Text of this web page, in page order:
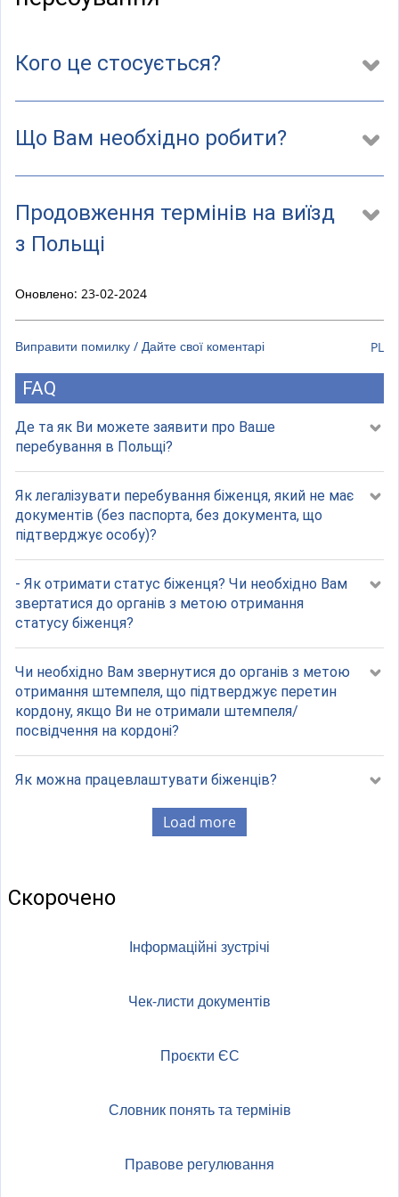
Кого це стосується?
Що Вам необхідно робити?
Продовження термінів на виїзд
з Польщі
Оновлено: 23-02-2024
Виправити помилку / Дайте свої коментарі PL
FAQ
Де та як Ви можете заявити про Ваше
перебування в Польщі?
Як легалізувати перебування біженця, який не має
документів (без паспорта, без документа, що
підтверджує особу)?
- Як отримати статус біженця? Чи необхідно Вам
звертатися до органів з метою отримання
статусу біженця?
Чи необхідно Вам звернутися до органів з метою
отримання штемпеля, що підтверджує перетин
кордону, якщо Ви не отримали штемпеля/
посвідчення на кордоні?
Як можна працевлаштувати біженців?
Load more
Скорочено
Інформаційні зустрічі
Чек-листи документів
Проєкти ЄС
Словник понять та термінів
Правове регулювання